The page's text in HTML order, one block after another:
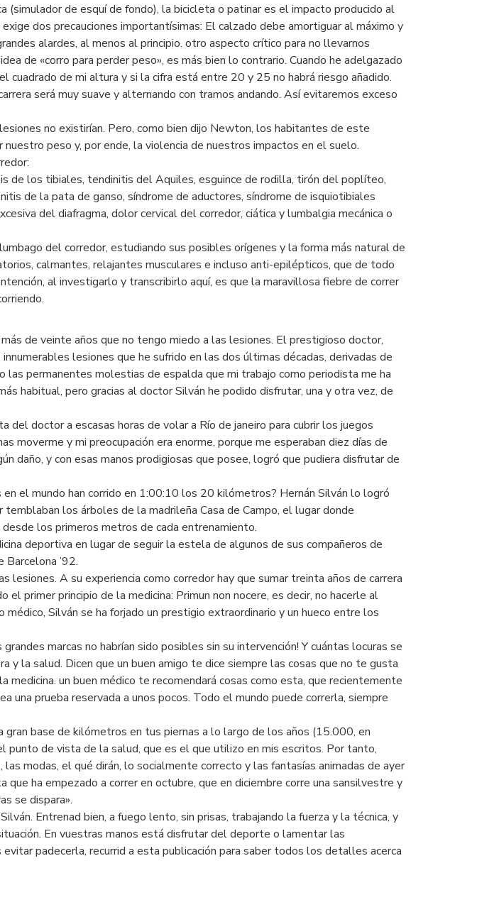
(simulador de esquí de fondo), la bicicleta o patinar es el impacto producido al
dos precauciones importantísimas: El calzado debe amortiguar al máximo y
alardes, al menos al principio. otro aspecto crítico para no llevarnos
de «corro para perder peso», es más bien lo contrario. Cuando he adelgazado
de mi altura y si la cifra está entre 20 y 25 no habrá riesgo añadido.
será muy suave y alternando con tramos andando. Así evitaremos exceso
no existirían. Pero, como bien dijo Newton, los habitantes de este
peso y, por ende, la violencia de nuestros impactos en el suelo.
los tibiales, tendinitis del Aquiles, esguince de rodilla, tirón del poplíteo,
de la pata de ganso, síndrome de aductores, síndrome de isquiotibiales
del diafragma, dolor cervical del corredor, ciática y lumbalgia mecánica o
del corredor, estudiando sus posibles orígenes y la forma más natural de
calmantes, relajantes musculares e incluso anti-epilépticos, que de todo
al investigarlo y transcribirlo aquí, es que la maravillosa fiebre de correr
de veinte años que no tengo miedo a las lesiones. El prestigioso doctor,
lesiones que he sufrido en las dos últimas décadas, derivadas de
permanentes molestias de espalda que mi trabajo como periodista me ha
habitual, pero gracias al doctor Silván he podido disfrutar, una y otra vez, de
doctor a escasas horas de volar a Río de janeiro para cubrir los juegos
moverme y mi preocupación era enorme, porque me esperaban diez días de
daño, y con esas manos prodigiosas que posee, logró que pudiera disfrutar de
el mundo han corrido en 1:00:10 los 20 kilómetros? Hernán Silván lo logró
los árboles de la madrileña Casa de Campo, el lugar donde
los primeros metros de cada entrenamiento.
deportiva en lugar de seguir la estela de algunos de sus compañeros de
’92.
A su experiencia como corredor hay que sumar treinta años de carrera
primer principio de la medicina: Primun non nocere, es decir, no hacerle al
Silván se ha forjado un prestigio extraordinario y un hueco entre los
marcas no habrían sido posibles sin su intervención! Y cuántas locuras se
y la salud. Dicen que un buen amigo te dice siempre las cosas que no te gusta
un buen médico te recomendará cosas como esta, que recientemente
una prueba reservada a unos pocos. Todo el mundo puede correrla, siempre
base de kilómetros en tus piernas a lo largo de los años (15.000, en
punto de vista de la salud, que es el que utilizo en mis escritos. Por tanto,
modas, el qué dirán, lo socialmente correcto y las fantasías animadas de ayer
ha empezado a correr en octubre, que en diciembre corre una sansilvestre y
se dispara».
Entrenad bien, a fuego lento, sin prisas, trabajando la fuerza y la técnica, y
En vuestras manos está disfrutar del deporte o lamentar las
padecerla, recurrid a esta publicación para saber todos los detalles acerca